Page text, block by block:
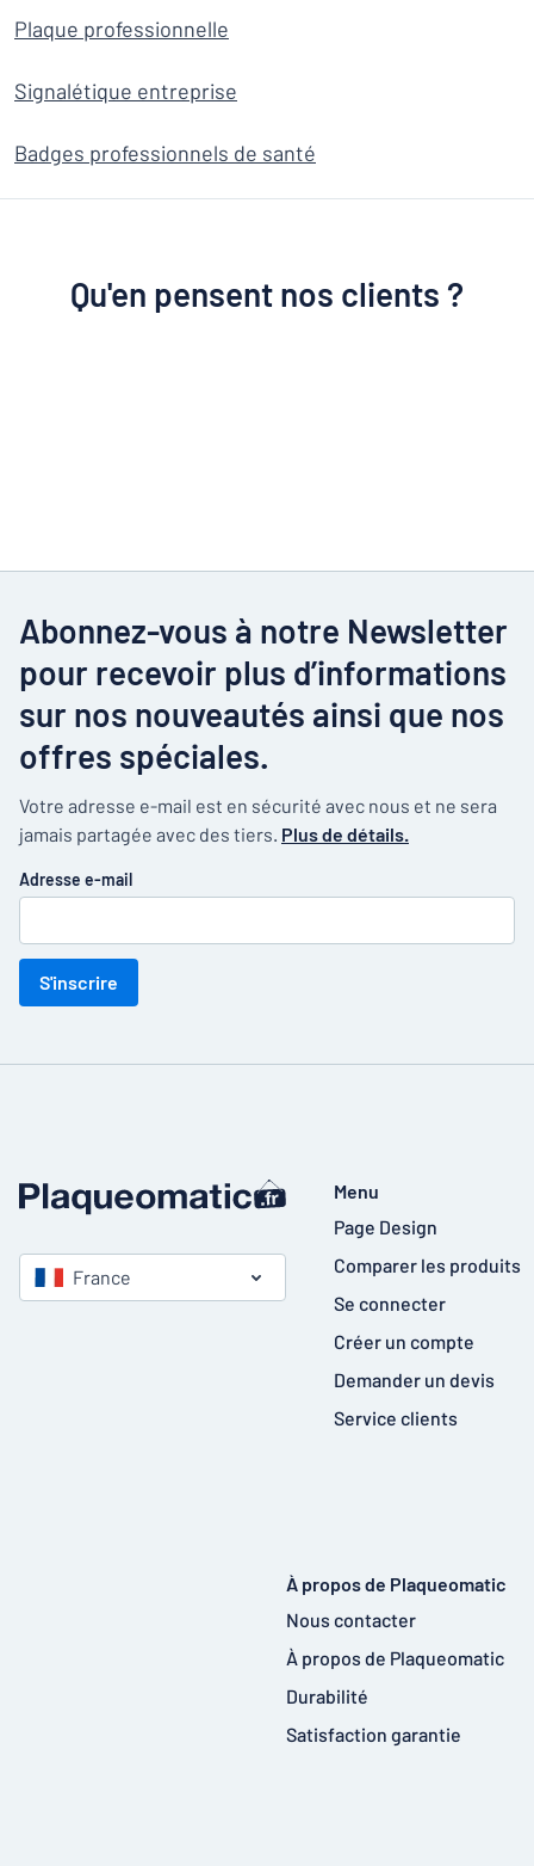
Plaque professionnelle
Signalétique entreprise
Badges professionnels de santé
Qu'en pensent nos clients ?
Abonnez-vous à notre Newsletter
pour recevoir plus d’informations
sur nos nouveautés ainsi que nos
offres spéciales.
Votre adresse e-mail est en sécurité avec nous et ne sera
jamais partagée avec des tiers. Plus de détails.
Adresse e-mail
S'inscrire
France
Menu
Page Design
Comparer les produits
Se connecter
Créer un compte
Demander un devis
Service clients
À propos de Plaqueomatic
Nous contacter
À propos de Plaqueomatic
Durabilité
Satisfaction garantie